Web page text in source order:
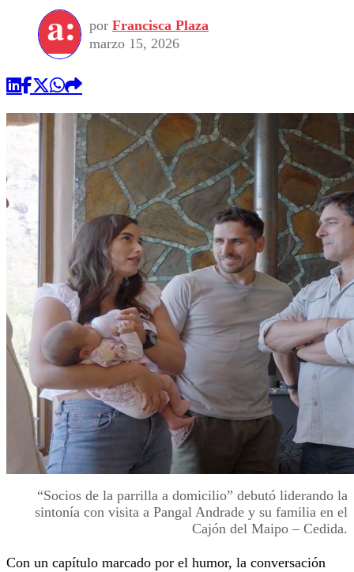
Torneo Internacional
Torneo Nacional
Internacional
Nacional
Programas
Comercial
por Francisca Plaza
marzo 15, 2026
“Socios de la parrilla a domicilio” debutó liderando la
sintonía con visita a Pangal Andrade y su familia en el
Cajón del Maipo – Cedida.
Con un capítulo marcado por el humor, la conversación